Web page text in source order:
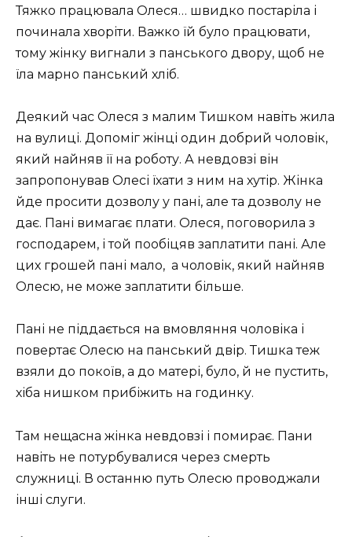
Тяжко працювала Олеся… швидко постаріла і
починала хворіти. Важко їй було працювати,
тому жінку вигнали з панського двору, щоб не
їла марно панський хліб.
Деякий час Олеся з малим Тишком навіть жила
на вулиці. Допоміг жінці один добрий чоловік,
який найняв її на роботу. А невдовзі він
запропонував Олесі їхати з ним на хутір. Жінка
йде просити дозволу у пані, але та дозволу не
дає. Пані вимагає плати. Олеся, поговорила з
господарем, і той пообіцяв заплатити пані. Але
цих грошей пані мало, а чоловік, який найняв
Олесю, не може заплатити більше.
Пані не піддається на вмовляння чоловіка і
повертає Олесю на панський двір. Тишка теж
взяли до покоїв, а до матері, було, й не пустить,
хіба нишком прибіжить на годинку.
Там нещасна жінка невдовзі і помирає. Пани
навіть не потурбувалися через смерть
служниці. В останню путь Олесю проводжали
інші слуги.